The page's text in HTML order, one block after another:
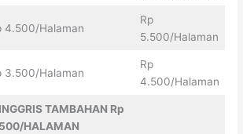
4.500/Halaman
Rp
5.500/Halaman
3.500/Halaman
Rp
4.500/Halaman
TAMBAHAN Rp
HALAMAN